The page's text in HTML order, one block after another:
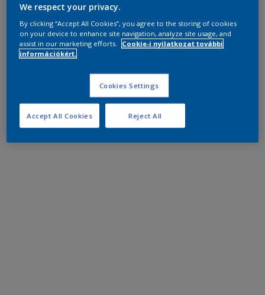
We respect your privacy.
By clicking “Accept All Cookies”, you agree to the storing of cookies
on your device to enhance site navigation, analyze site usage, and
assist in our marketing efforts.
Cookie-i nyilatkozat további
információkért.
Cookies Settings
Reject All
Accept All Cookies